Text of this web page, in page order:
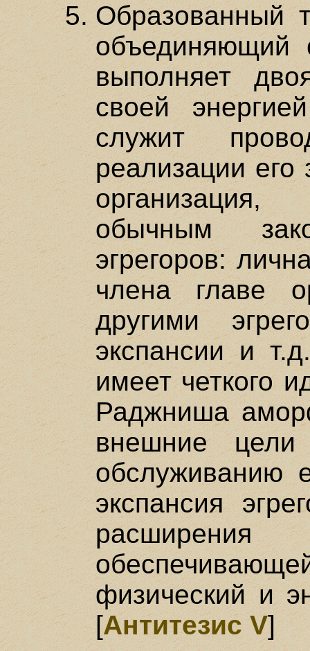
Образованный
объединяющий
выполняет
своей
служит
реализации
организация,
обычным
эгрегоров:
члена главе
другими
экспансии и
имеет четкого
Раджниша
внешние цели
обслуживанию
экспансия
расширения
физический и
[Антитезис V]